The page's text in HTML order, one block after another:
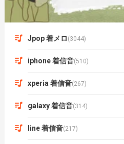
Jpop 着メロ (3044)
iphone 着信音(510)
xperia 着信音(267)
galaxy 着信音(314)
line 着信音(217)